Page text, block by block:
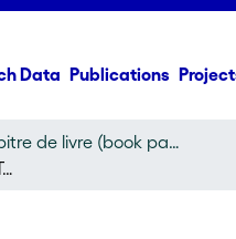
Data Publications
Chapitre de livre (book part)
Préface à l'ouvrage de F. Tonucci